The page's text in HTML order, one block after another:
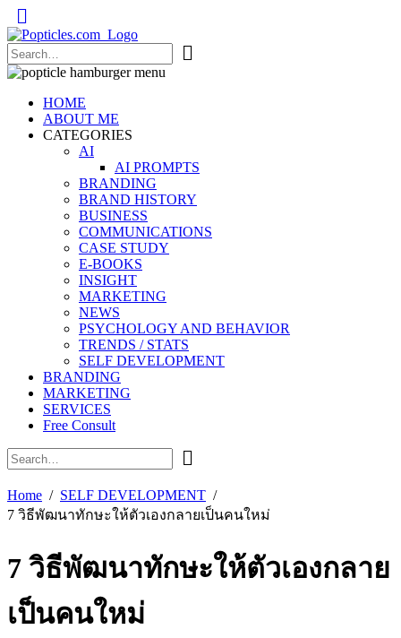
Popticles.com
HOME
ABOUT ME
CATEGORIES
AI
AI PROMPTS
BRANDING
BRAND HISTORY
BUSINESS
COMMUNICATIONS
CASE STUDY
E-BOOKS
INSIGHT
MARKETING
NEWS
PSYCHOLOGY AND BEHAVIOR
TRENDS / STATS
SELF DEVELOPMENT
BRANDING
MARKETING
SERVICES
Free Consult
Home
SELF DEVELOPMENT
7 วิธีพัฒนาทักษะให้ตัวเองกลายเป็นคนใหม่
7 วิธีพัฒนาทักษะให้ตัวเองกลาย
เป็นคนใหม่